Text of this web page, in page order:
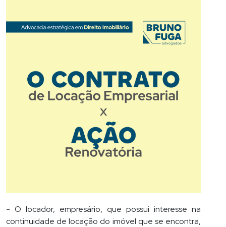
- O locador, empresário, que possui interesse na
continuidade de locação do imóvel que se encontra,